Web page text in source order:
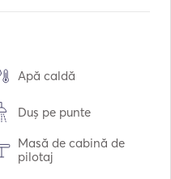
Apă caldă
Duș pe punte
Masă de cabină de
pilotaj